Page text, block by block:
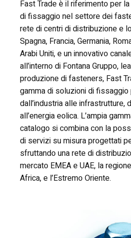
Fast Trade è il riferimento per
di fissaggio nel settore dei
rete di centri di distribuzione e
Spagna, Francia, Germania,
Arabi Uniti, e un innovativo
all’interno di Fontana Gruppo,
produzione di fasteners, Fast
gamma di soluzioni di
dall’industria alle infrastrutture,
all’energia eolica. L’ampia
catalogo si combina con la
di servizi su misura progettati
sfruttando una rete di
mercato EMEA e UAE, la
Africa, e l’Estremo Oriente.